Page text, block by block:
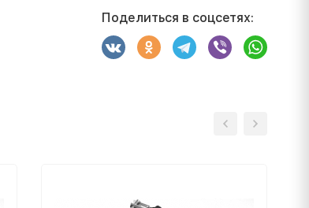
Поделиться в соцсетях: